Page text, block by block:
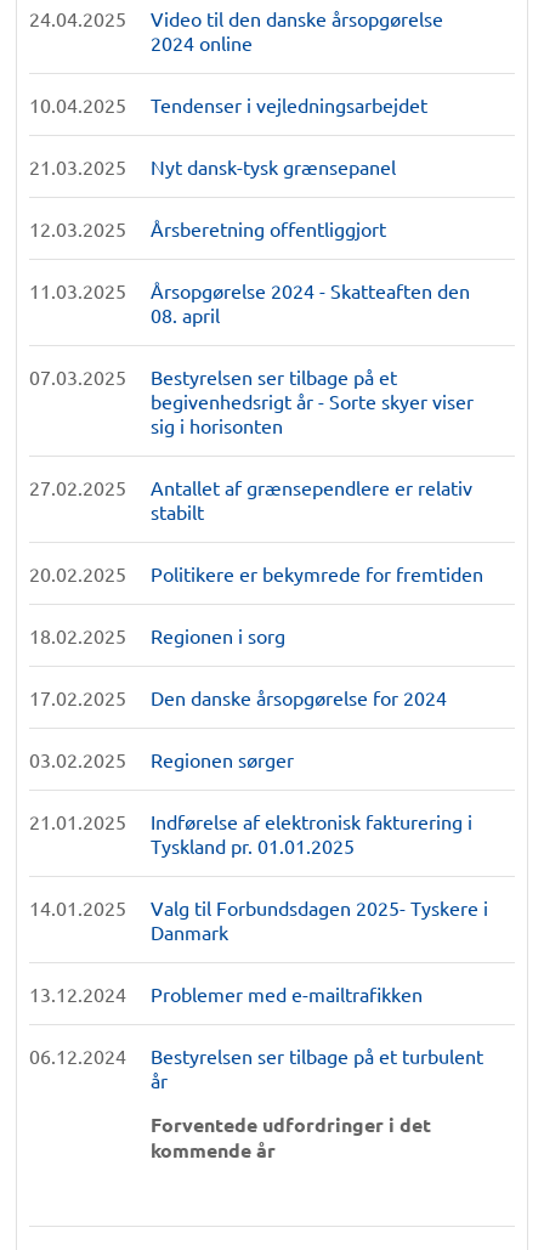
24.04.2025
Video til den danske årsopgørelse
2024 online
10.04.2025 Tendenser i vejledningsarbejdet
21.03.2025 Nyt dansk-tysk grænsepanel
12.03.2025 Årsberetning offentliggjort
11.03.2025
Årsopgørelse 2024 - Skatteaften den
08. april
07.03.2025
Bestyrelsen ser tilbage på et
begivenhedsrigt år - Sorte skyer viser
sig i horisonten
27.02.2025
Antallet af grænsependlere er relativ
stabilt
20.02.2025 Politikere er bekymrede for fremtiden
18.02.2025 Regionen i sorg
17.02.2025 Den danske årsopgørelse for 2024
03.02.2025 Regionen sørger
21.01.2025
Indførelse af elektronisk fakturering i
Tyskland pr. 01.01.2025
14.01.2025
Valg til Forbundsdagen 2025- Tyskere i
Danmark
13.12.2024 Problemer med e-mailtrafikken
06.12.2024
Bestyrelsen ser tilbage på et turbulent
år
Forventede udfordringer i det
kommende år